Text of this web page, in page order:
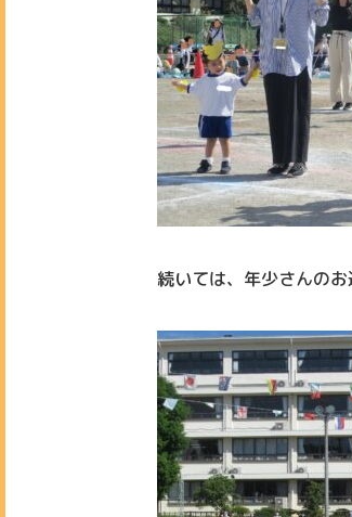
続いては、年少さんの